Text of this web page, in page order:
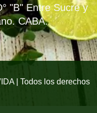
b
e
"B" Entre Sucre y
CABA.
| Todos los derechos